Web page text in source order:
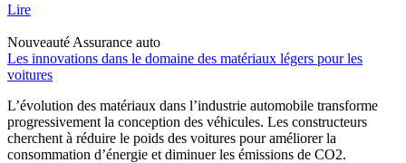
Lire
Nouveauté Assurance auto
Les innovations dans le domaine des matériaux légers pour les
voitures
L’évolution des matériaux dans l’industrie automobile transforme
progressivement la conception des véhicules. Les constructeurs
cherchent à réduire le poids des voitures pour améliorer la
consommation d’énergie et diminuer les émissions de CO2.